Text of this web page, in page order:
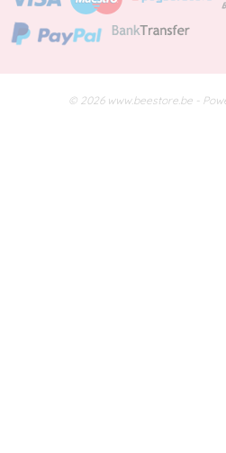
© 2026 www.beestore.be -